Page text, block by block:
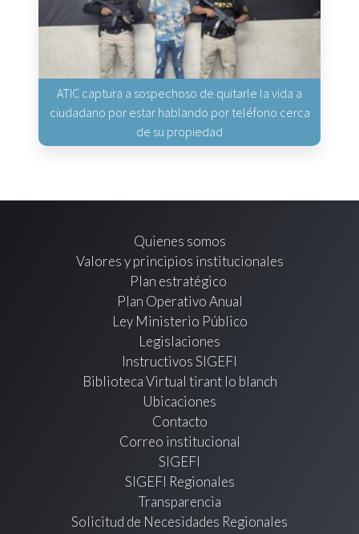
ATIC captura a sospechoso de quitarle la vida a
ciudadano por estar hablando por teléfono cerca
de su propiedad
Quienes somos
Valores y principios institucionales
Plan estratégico
Plan Operativo Anual
Ley Ministerio Público
Legislaciones
Instructivos SIGEFI
Biblioteca Virtual tirant lo blanch
Ubicaciones
Contacto
Correo institucional
SIGEFI
SIGEFI Regionales
Transparencia
Solicitud de Necesidades Regionales